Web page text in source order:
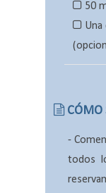
50
Una
CÓMO
-
todos